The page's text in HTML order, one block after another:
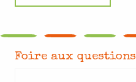
Foire aux questions